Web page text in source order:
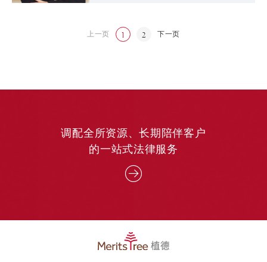
上一页 1 2 下一页
调配全所资源、长期陪伴客户
的一站式法律服务